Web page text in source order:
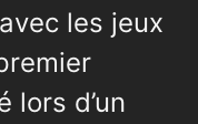
les jeux
lors d’un